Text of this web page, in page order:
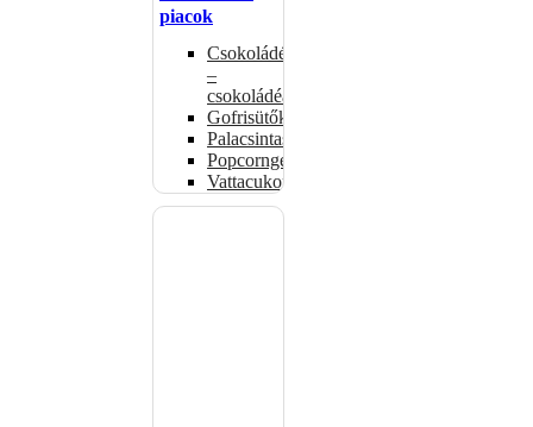
piacok
Csokoládémelegítők
–
csokoládéadagolók
Gofrisütők
Palacsintasütők
Popcorngépek
Vattacukorgép